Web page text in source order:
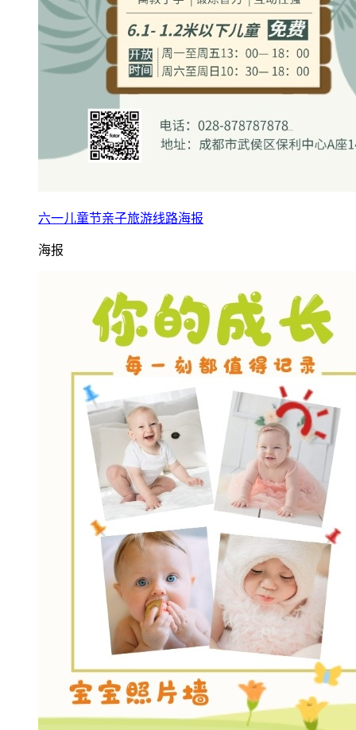
六一儿童节亲子旅游线路海报
海报